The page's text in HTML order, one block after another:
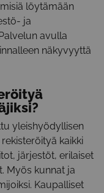
löytämään
ja
avulla
näkyvyyttä
yleishyödyllisen
kaikki
järjestöt, erilaiset
Myös kunnat ja
Kaupalliset